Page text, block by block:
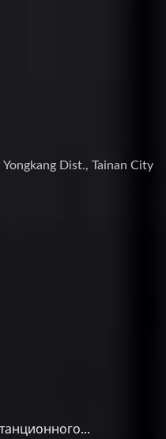
Dist., Tainan City